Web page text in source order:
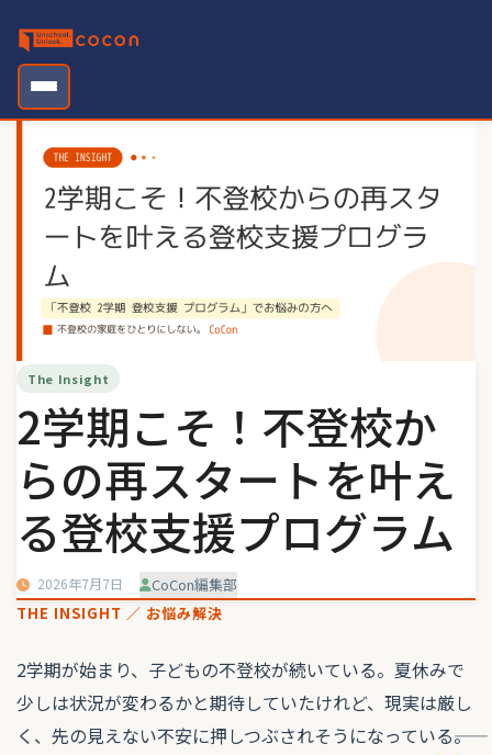
content
The Insight
2学期こそ！不登校か
らの再スタートを叶え
る登校支援プログラム
2026年7月7日
CoCon編集部
THE INSIGHT ／ お悩み解決
2学期が始まり、子どもの不登校が続いている。夏休みで
少しは状況が変わるかと期待していたけれど、現実は厳し
く、先の見えない不安に押しつぶされそうになっている――。